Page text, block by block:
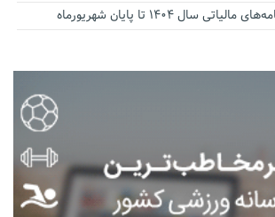
سال ۱۴۰۴ تا پایان شهریورماه